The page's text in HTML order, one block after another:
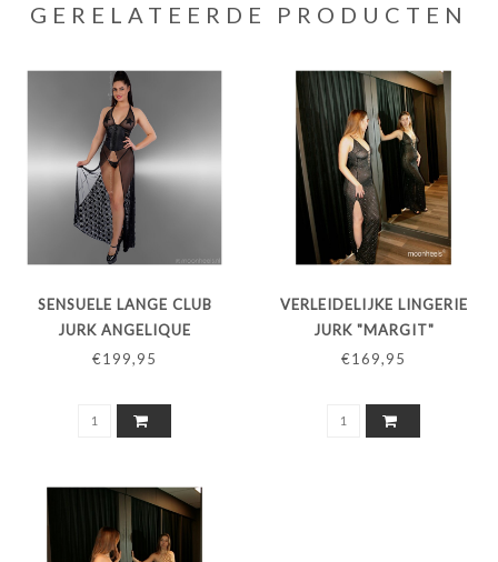
GERELATEERDE PRODUCTEN
SENSUELE LANGE CLUB
JURK ANGELIQUE
€199,95
VERLEIDELIJKE LINGERIE
JURK "MARGIT"
€169,95